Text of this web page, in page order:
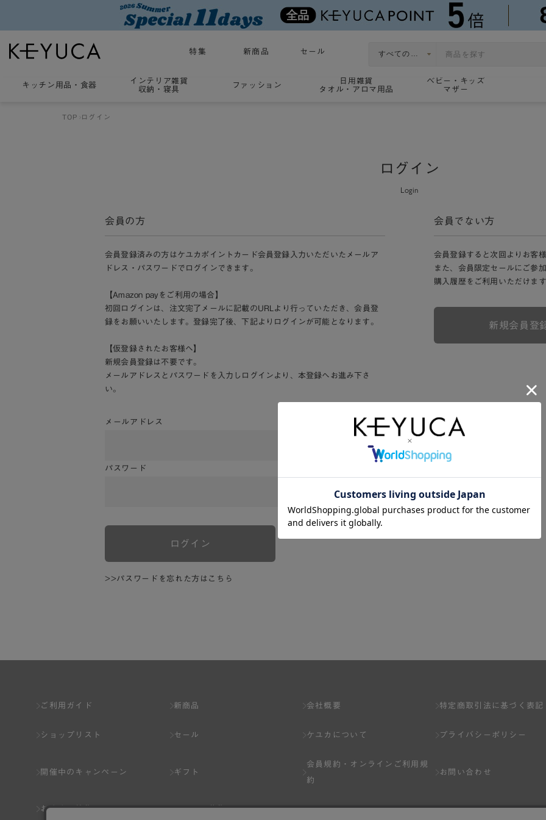
特集 新商品 セール
キッチン用品 ・ 食器
インテリア雑貨
収納・寝具
ファッション
日用雑貨
タオル・アロマ用品
ベビー・キッズ
マザー
TOP ログイン
ログイン
Login
会員の方
会員登録済みの方はケユカポイントカード会員登録入力いただいたメールア
ドレス・パスワードでログインできます。
【Amazon payをご利用の場合】
初回ログインは、注文完了メールに記載のURLより行っていただき、会員登
録をお願いいたします。登録完了後、下記よりログインが可能となります。
【仮登録されたお客様へ】
新規会員登録は不要です。
メールアドレスとパスワードを入力しログインより、本登録へお進み下さ
い。
メールアドレス
パスワード
ログイン
>>パスワードを忘れた方はこちら
会員でない方
会員登録すると次回よりお客
また、会員限定セールにご参
購入履歴をご利用いただけま
新規会員登
ご利用ガイド
ショップリスト
開催中のキャンペーン
おすすめ特集
新商品
セール
ギフト
スタッフ募集
会社概要
ケユカについて
会員規約・
オンラインご利用規
約
Q&A
特定商取引法に基づく表記
プライバシーポリシー
お問い合わせ